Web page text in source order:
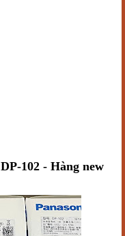
DP-102 - Hàng new